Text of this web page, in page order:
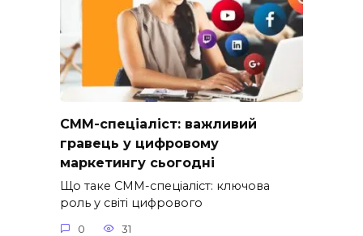
СММ-спеціаліст: важливий
гравець у цифровому
маркетингу сьогодні
Що таке СММ-спеціаліст: ключова
роль у світі цифрового
0 31